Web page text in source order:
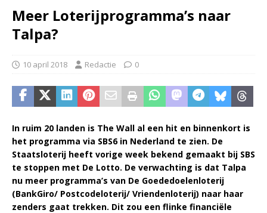
Meer Loterijprogramma’s naar
Talpa?
10 april 2018 Redactie 0
In ruim 20 landen is The Wall al een hit en binnenkort is
het programma via SBS6 in Nederland te zien. De
Staatsloterij heeft vorige week bekend gemaakt bij SBS
te stoppen met De Lotto. De verwachting is dat Talpa
nu meer programma’s van De Goededoelenloterij
(BankGiro/ Postcodeloterij/ Vriendenloterij) naar haar
zenders gaat trekken. Dit zou een flinke financiële